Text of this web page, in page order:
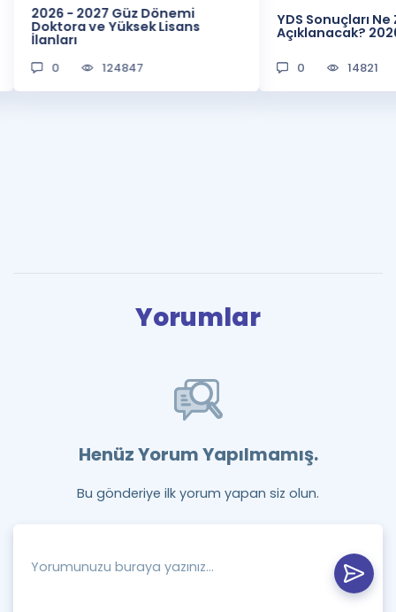
2026 - 2027 Güz Dönemi
Doktora ve Yüksek Lisans
İlanları
0 124847
YDS Sonuçları
Açıklanacak?
0 14821
Yorumlar
Henüz Yorum Yapılmamış.
Bu gönderiye ilk yorum yapan siz olun.